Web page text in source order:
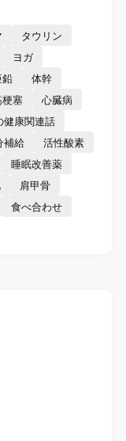
タウリン
ヨガ
鉛
体幹
塞
心臓病
健康関連話
補給
活性酸素
睡眠改善薬
肩甲骨
食べ合わせ